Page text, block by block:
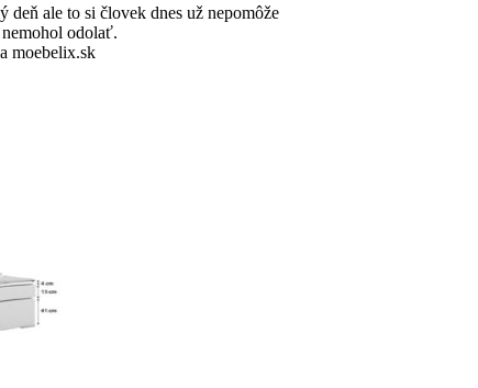
deň ale to si človek dnes už nepomôže
odolať.
moebelix.sk